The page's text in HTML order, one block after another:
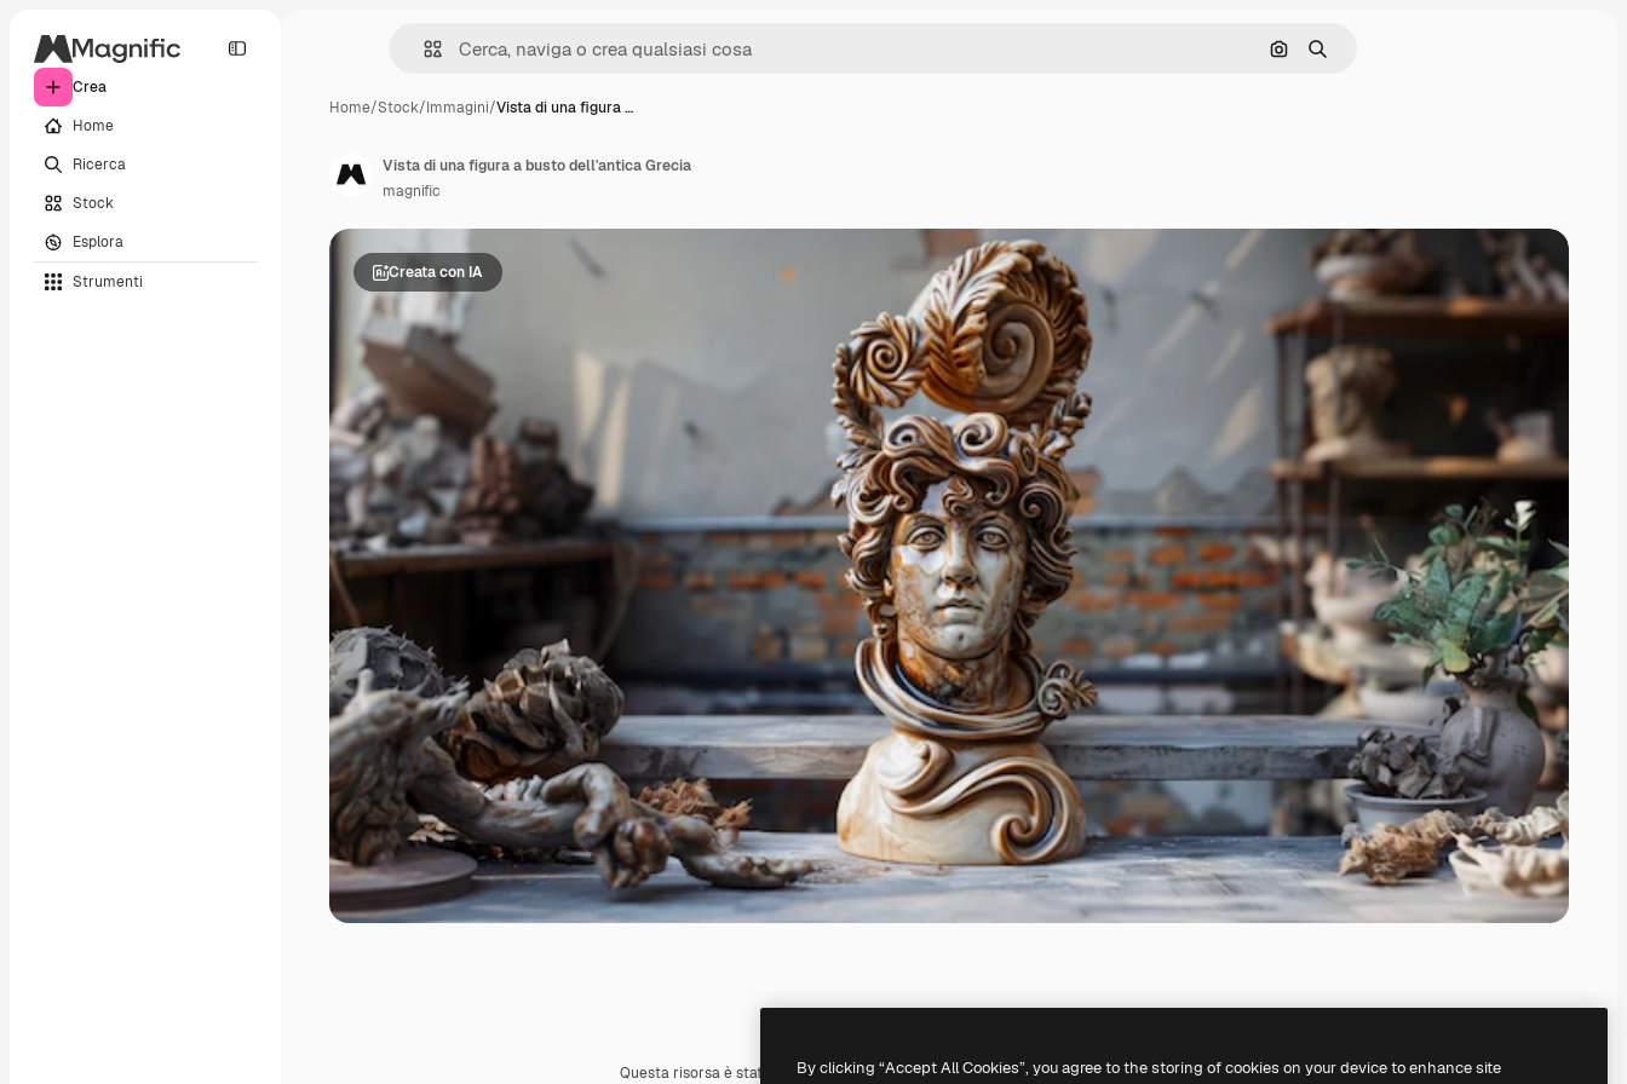
Crea
Home
Ricerca
Stock
Esplora
Strumenti
Cerca per immagine
Ricerca
Home/Stock/Immagini/Vista di una figura …
Creata con IA
Questa risorsa è stata generata con l' IA. Creane una tua utilizzando il generatore di immagini IA.
Vista di una figura a busto dell'antica Grecia
magnific
By clicking “Accept All Cookies”, you agree to the storing of cookies on your device to enhance site